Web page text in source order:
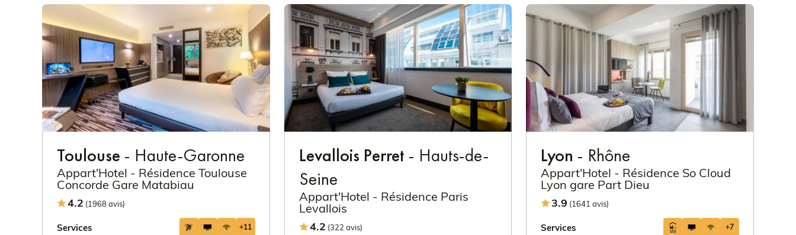
Toulouse - Haute-Garonne
Appart'Hotel - Résidence Toulouse
Concorde Gare Matabiau
4.2 (1968 avis)
Services +11
Levallois Perret - Hauts-de-
Seine
Appart'Hotel - Résidence Paris
Levallois
4.2 (322 avis)
Lyon - Rhône
Appart'Hotel - Résidence So Cloud
Lyon gare Part Dieu
3.9 (1641 avis)
Services +7